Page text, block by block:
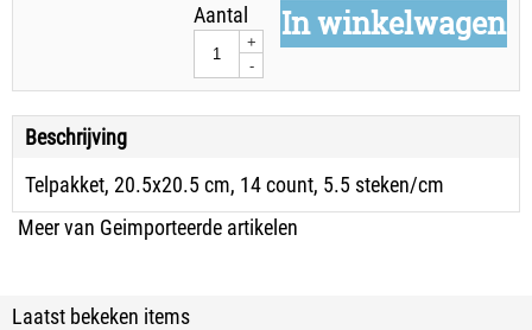
Aantal
+
-
In winkelwagen
Beschrijving
Telpakket, 20.5x20.5 cm, 14 count, 5.5 steken/cm
Meer van Geimporteerde artikelen
Laatst bekeken items